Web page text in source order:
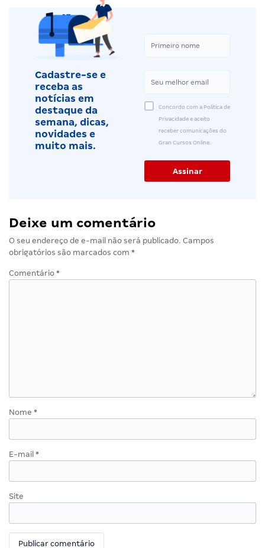
Cadastre-se e
receba as
notícias em
destaque da
semana, dicas,
novidades e
muito mais.
Concordo com a Política de
Privacidade e aceito
receber comunicações do
Gran Cursos Online.
Deixe um comentário
O seu endereço de e-mail não será publicado. Campos
obrigatórios são marcados com *
Comentário *
Nome *
E-mail *
Site